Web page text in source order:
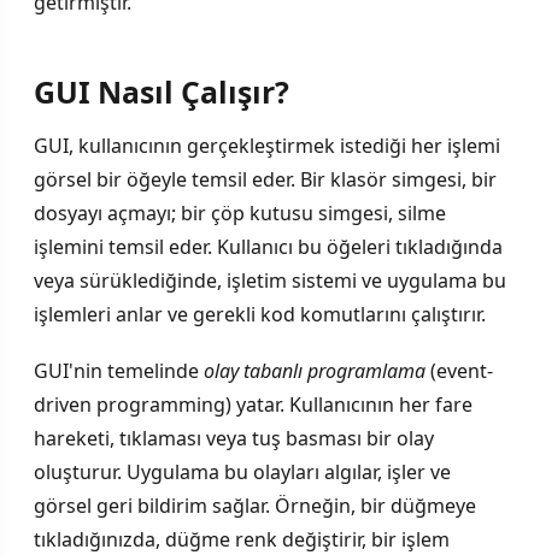
GUI Nasıl Çalışır?
GUI, kullanıcının gerçekleştirmek istediği her işlemi
görsel bir öğeyle temsil eder. Bir klasör simgesi, bir
dosyayı açmayı; bir çöp kutusu simgesi, silme
işlemini temsil eder. Kullanıcı bu öğeleri tıkladığında
veya sürüklediğinde, işletim sistemi ve uygulama bu
işlemleri anlar ve gerekli kod komutlarını çalıştırır.
GUI'nin temelindeolay tabanlı programlama(event-
driven programming) yatar. Kullanıcının her fare
hareketi, tıklaması veya tuş basması bir olay
oluşturur. Uygulama bu olayları algılar, işler ve
görsel geri bildirim sağlar. Örneğin, bir düğmeye
tıkladığınızda, düğme renk değiştirir, bir işlem